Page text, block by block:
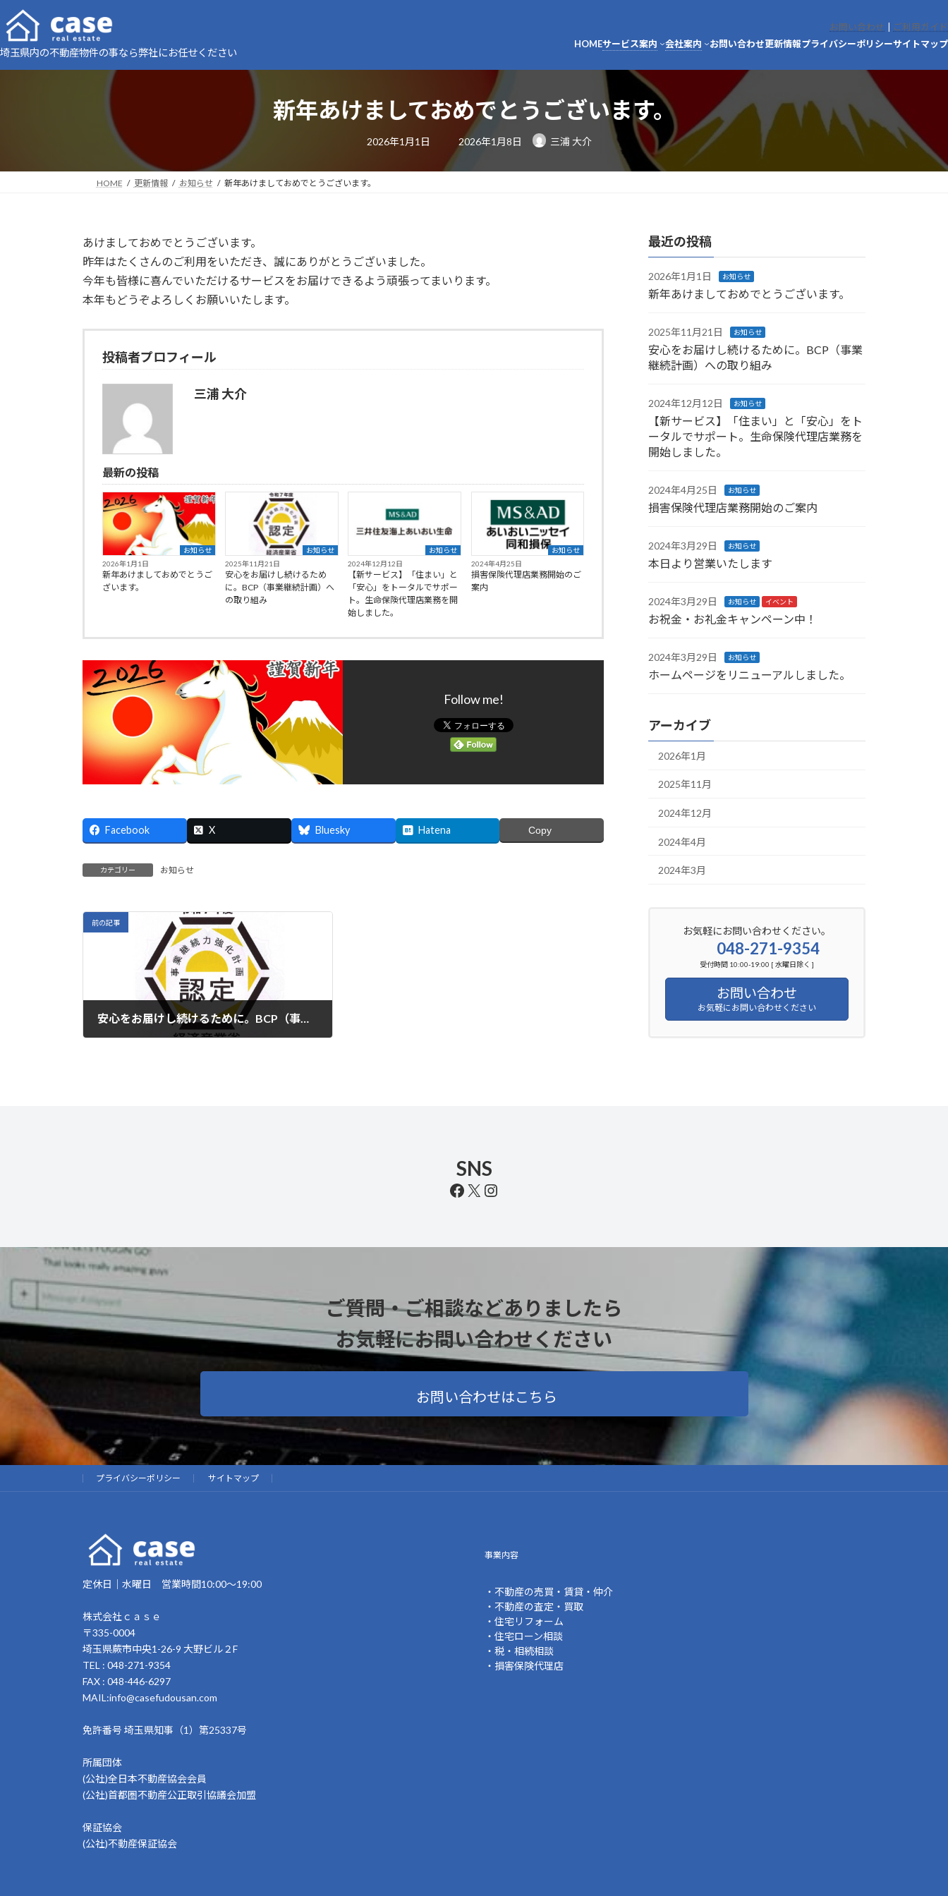
ン
テ
ン
ビ
ゲ
ー
埼玉県内の不動産物件の事なら弊社にお任せください
お問い合わせ | ご利用ガイド
HOMEサービス案内 会社案内 お問い合わせ更新情報プライバシーポリシーサイトマップ
新年あけましておめでとうございます。
2026年1月1日
最
終
日
2026年1月8日 三浦 大介
HOME 更新情報 お知らせ 新年あけましておめでとうございます。
あけましておめでとうございます。
昨年はたくさんのご利用をいただき、誠にありがとうございました。
今年も皆様に喜んでいただけるサービスをお届けできるよう頑張ってまいります。
本年もどうぞよろしくお願いいたします。
投稿者プロフィール
三浦 大介
最新の投稿
お知らせ
2026年1月1日
新年あけましておめでとうご
ざいます。
お知らせ
2025年11月21日
安心をお届けし続けるため
に。BCP（事業継続計画）へ
の取り組み
お知らせ
2024年12月12日
【新サービス】「住まい」と
「安心」をトータルでサポー
ト。生命保険代理店業務を開
始しました。
お知らせ
2024年4月25日
損害保険代理店業務開始のご
案内
Follow me!
Facebook X Bluesky Hatena Copy
カテゴリー お知らせ
前の記事
安心をお届けし続けるために。BCP（事業継続計画）への取り組み
最近の投稿
2026年1月1日 お知らせ
新年あけましておめでとうございます。
2025年11月21日 お知らせ
安心をお届けし続けるために。BCP（事業
継続計画）への取り組み
2024年12月12日 お知らせ
【新サービス】「住まい」と「安心」をト
ータルでサポート。生命保険代理店業務を
開始しました。
2024年4月25日 お知らせ
損害保険代理店業務開始のご案内
2024年3月29日 お知らせ
本日より営業いたします
2024年3月29日 お知らせ イベント
お祝金・お礼金キャンペーン中！
2024年3月29日 お知らせ
ホームページをリニューアルしました。
アーカイブ
2026年1月
2025年11月
2024年12月
2024年4月
2024年3月
お気軽にお問い合わせください。
048-271-9354
受付時間 10:00-19:00 [ 水曜日除く ]
お問い合わせ
お気軽にお問い合わせください
SNS
Facebook
X Instagram
ご質問・ご相談などありましたら
お気軽にお問い合わせください
お問い合わせはこちら
プライバシーポリシー サイトマップ
定休日｜水曜日 営業時間10:00～19:00
株式会社ｃａｓｅ
〒335-0004
埼玉県蕨市中央1-26-9 大野ビル２F
TEL : 048-271-9354
FAX : 048-446-6297
MAIL:info@casefudousan.com
免許番号 埼玉県知事（1）第25337号
所属団体
(公社)全日本不動産協会会員
(公社)首都圏不動産公正取引協議会加盟
保証協会
(公社)不動産保証協会
事業内容
・不動産の売買・賃貸・仲介
・不動産の査定・買取
・住宅リフォーム
・住宅ローン相談
・税・相続相談
・損害保険代理店